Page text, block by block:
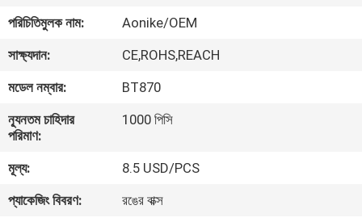
আমাদের
সম্পর্কে
কারখানা
ভ্রমণ
মান
নিয়ন্ত্রণ
পরিচিতিমুলক নাম:
Aonike/OEM
সাক্ষ্যদান:
CE,ROHS,REACH
মডেল নম্বার:
BT870
ন্যূনতম চাহিদার
পরিমাণ:
1000 পিসি
মূল্য:
8.5 USD/PCS
প্যাকেজিং বিবরণ:
রঙের বাক্স